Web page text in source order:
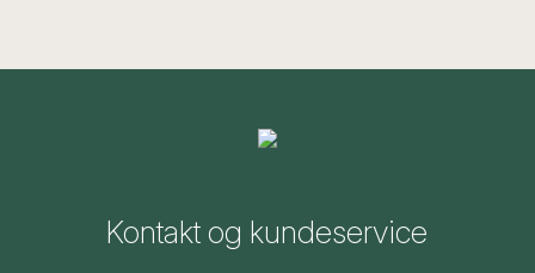
Kontakt og kundeservice